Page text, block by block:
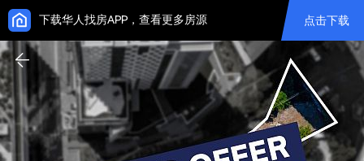
下载华人找房APP，查看更多房源 点击下载